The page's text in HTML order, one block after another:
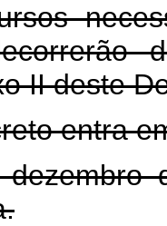
II deste
entra